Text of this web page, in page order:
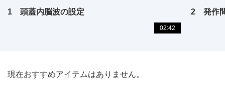
1 頭蓋内脳波の設定
02:42
2 発作
現在おすすめアイテムはありません。